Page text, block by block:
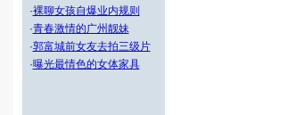
·裸聊女孩自爆业内规则
·青春激情的广州靓妹
·郭富城前女友去拍三级片
·曝光最情色的女体家具